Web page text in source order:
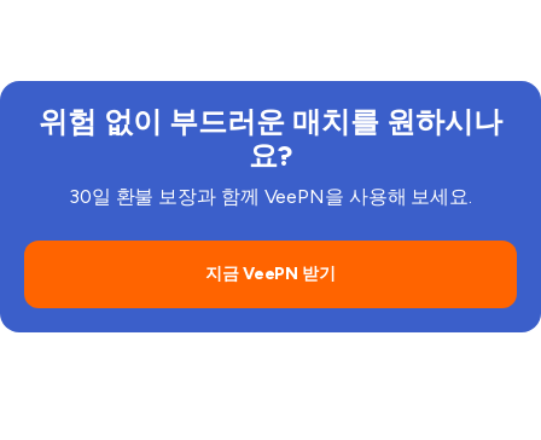
위험 없이 부드러운 매치를 원하시나
요?
30일 환불 보장과 함께 VeePN을 사용해 보세요.
지금 VeePN 받기